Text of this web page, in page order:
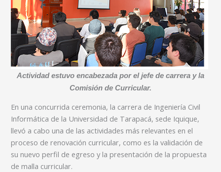
Actividad estuvo encabezada por el jefe de carrera y la
Comisión de Curricular.
En una concurrida ceremonia, la carrera de Ingeniería Civil
Informática de la Universidad de Tarapacá, sede Iquique,
llevó a cabo una de las actividades más relevantes en el
proceso de renovación curricular, como es la validación de
su nuevo perfil de egreso y la presentación de la propuesta
de malla curricular.